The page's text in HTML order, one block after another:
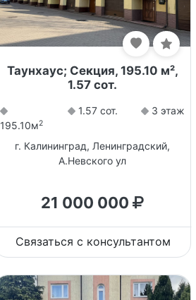
Таунхаус; Секция, 195.10 м²,
1.57 сот.
195.10м2
1.57 сот. 3 этаж
г. Калининград, Ленинградский,
А.Невского ул
21 000 000
Связаться с консультантом